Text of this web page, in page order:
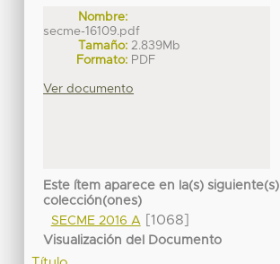
Nombre:
secme-16109.pdf
Tamaño: 2.839Mb
Formato: PDF
Ver documento
Este ítem aparece en la(s) siguiente(s)
colección(ones)
SECME 2016 A[1068]
Visualización del Documento